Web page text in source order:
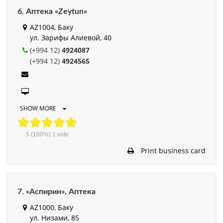
6. Аптека «Zeytun»
AZ1004, Баку
ул. Зарифы Алиевой, 40
(+994 12) 4924087
(+994 12) 4924565
SHOW MORE
5 (100%) 1 vote
Print business card
7. «Аспирин», Аптека
AZ1000, Баку
ул. Низами, 85